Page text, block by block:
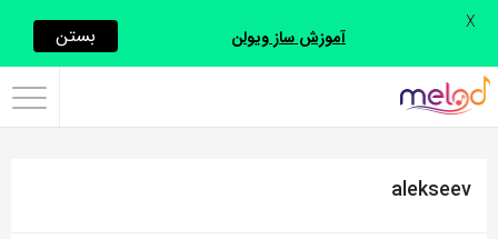
اشتراک
با
از
alekseev
آموزش ساز ویولن بستن X